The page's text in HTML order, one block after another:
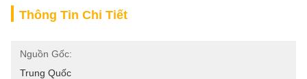
Thông Tin Chi Tiết
Nguồn Gốc:
Trung Quốc